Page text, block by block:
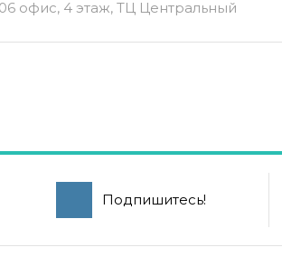
офис, 4 этаж, ТЦ Центральный
Подпишитесь!